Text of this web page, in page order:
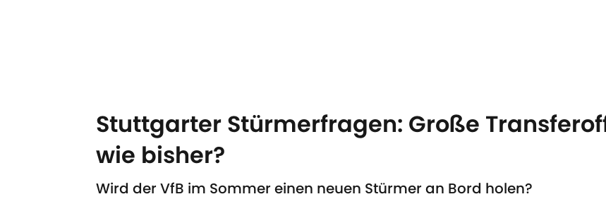
Stuttgarter Stürmerfragen: Große
wie bisher?
Wird der VfB im Sommer einen neuen Stürmer an Bord holen?